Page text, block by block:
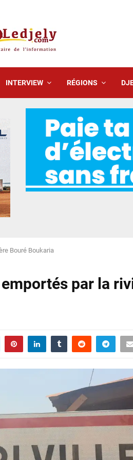
INTERVIEW RÉGIONS
Bouré Boukaria
par la